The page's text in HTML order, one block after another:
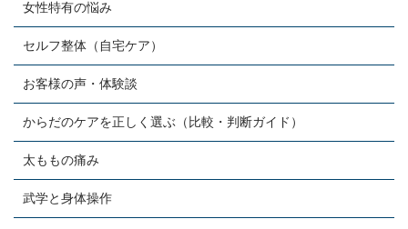
女性特有の悩み
セルフ整体（自宅ケア）
お客様の声・体験談
からだのケアを正しく選ぶ（比較・判断ガイド）
太ももの痛み
武学と身体操作